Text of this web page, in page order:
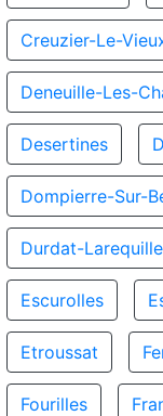
Creuzier-Le-
Deneuille-Les-
Desertines
Dompierre-Sur-
Durdat-Larequille
Escurolles
Etroussat
Fourilles